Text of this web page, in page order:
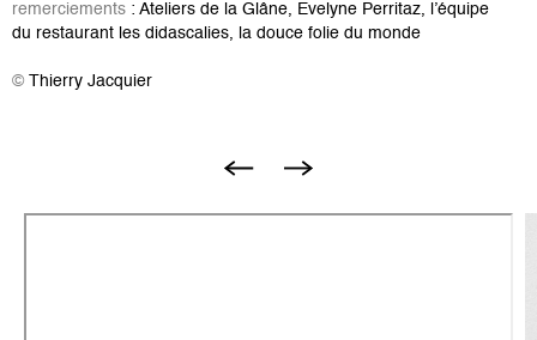
remerciements : Ateliers de la Glâne, Evelyne Perritaz, l’équipe
du restaurant les didascalies, la douce folie du monde
© Thierry Jacquier